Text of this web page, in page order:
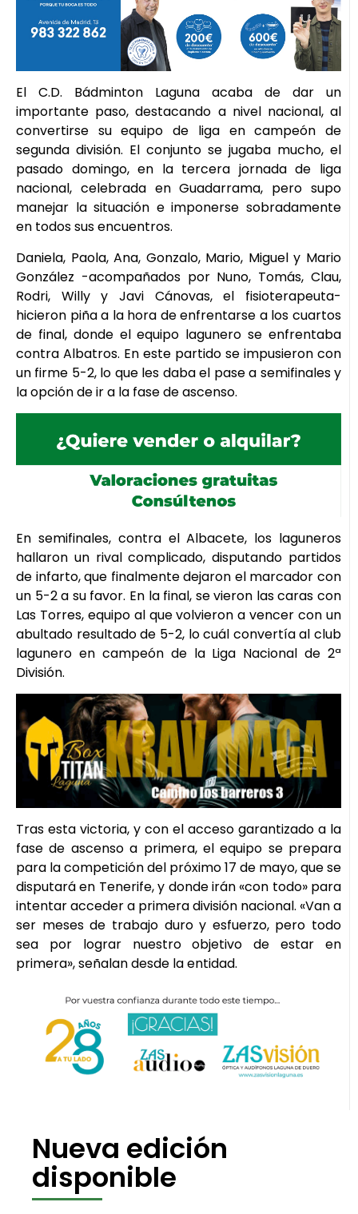
El C.D. Bádminton Laguna acaba de dar un
importante paso, destacando a nivel nacional, al
convertirse su equipo de liga en campeón de
segunda división. El conjunto se jugaba mucho, el
pasado domingo, en la tercera jornada de liga
nacional, celebrada en Guadarrama, pero supo
manejar la situación e imponerse sobradamente
en todos sus encuentros.
Daniela, Paola, Ana, Gonzalo, Mario, Miguel y Mario
González -acompañados por Nuno, Tomás, Clau,
Rodri, Willy y Javi Cánovas, el fisioterapeuta-
hicieron piña a la hora de enfrentarse a los cuartos
de final, donde el equipo lagunero se enfrentaba
contra Albatros. En este partido se impusieron con
un firme 5-2, lo que les daba el pase a semifinales y
la opción de ir a la fase de ascenso.
En semifinales, contra el Albacete, los laguneros
hallaron un rival complicado, disputando partidos
de infarto, que finalmente dejaron el marcador con
un 5-2 a su favor. En la final, se vieron las caras con
Las Torres, equipo al que volvieron a vencer con un
abultado resultado de 5-2, lo cuál convertía al club
lagunero en campeón de la Liga Nacional de 2ª
División.
Tras esta victoria, y con el acceso garantizado a la
fase de ascenso a primera, el equipo se prepara
para la competición del próximo 17 de mayo, que se
disputará en Tenerife, y donde irán «con todo» para
intentar acceder a primera división nacional. «Van a
ser meses de trabajo duro y esfuerzo, pero todo
sea por lograr nuestro objetivo de estar en
primera», señalan desde la entidad.
Nueva edición
disponible